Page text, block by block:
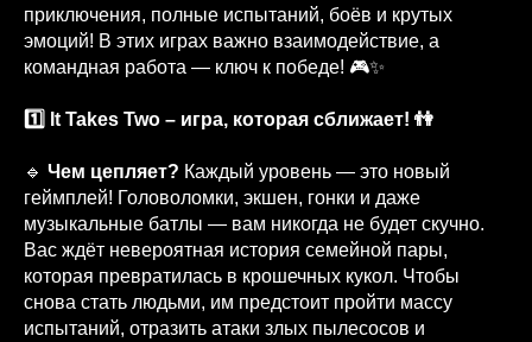
приключения, полные испытаний, боёв и крутых
эмоций! В этих играх важно взаимодействие, а
командная работа — ключ к победе! 🎮✨
1️⃣ It Takes Two – игра, которая сближает! 👫
🔹 Чем цепляет? Каждый уровень — это новый
геймплей! Головоломки, экшен, гонки и даже
музыкальные батлы — вам никогда не будет скучно.
Вас ждёт невероятная история семейной пары,
которая превратилась в крошечных кукол. Чтобы
снова стать людьми, им предстоит пройти массу
испытаний, отразить атаки злых пылесосов и